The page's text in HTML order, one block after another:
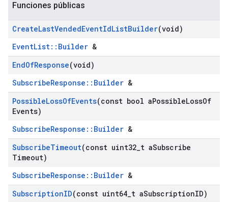
Funciones públicas
CreateLastVendedEventIdListBuilder(void)
EventList::Builder &
EndOfResponse(void)
SubscribeResponse::Builder &
PossibleLossOfEvents(const bool aPossibleLossOf
Events)
SubscribeResponse::Builder &
SubscribeTimeout(const uint32 t aSubscribe
Timeout)
SubscribeResponse::Builder &
SubscriptionID(const uint64 t aSubscriptionID)